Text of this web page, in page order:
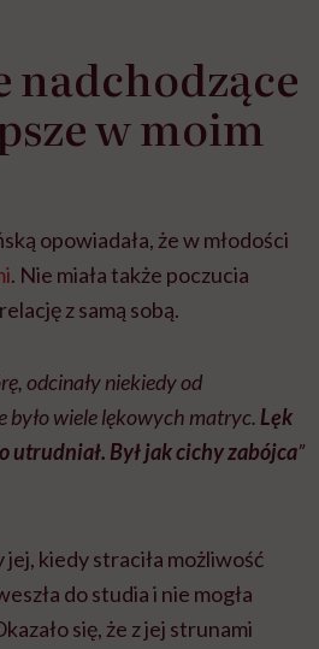
nadchodzące
w moim
opowiadała, że w młodości
. Nie miała także poczucia
z samą sobą.
odcinały niekiedy od
było wiele lękowych matryc.Lęk
utrudniał. Był jak cichy zabójca”
kiedy straciła możliwość
do studia i nie mogła
się, że z jej strunami